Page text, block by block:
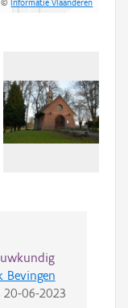
©Informatie Vlaanderen
Bevingen
20-06-2023